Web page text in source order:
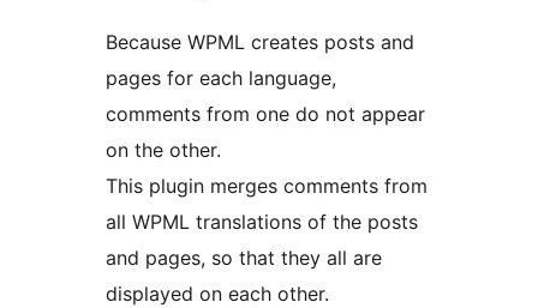
Because WPML creates posts and
pages for each language,
comments from one do not appear
on the other.
This plugin merges comments from
all WPML translations of the posts
and pages, so that they all are
displayed on each other.